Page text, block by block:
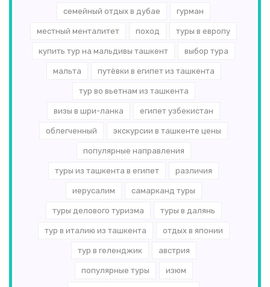
семейный отдых в дубае гурман
местный менталитет поход туры в европу
купить тур на мальдивы ташкент выбор тура
мальта путёвки в египет из ташкента
тур во вьетнам из ташкента
визы в шри-ланка египет узбекистан
облегченный экскурсии в ташкенте цены
популярные направления
туры из ташкента в египет различия
иерусалим самарканд туры
туры делового туризма туры в далянь
тур в италию из ташкента отдых в японии
тур в геленджик австрия
популярные туры изюм